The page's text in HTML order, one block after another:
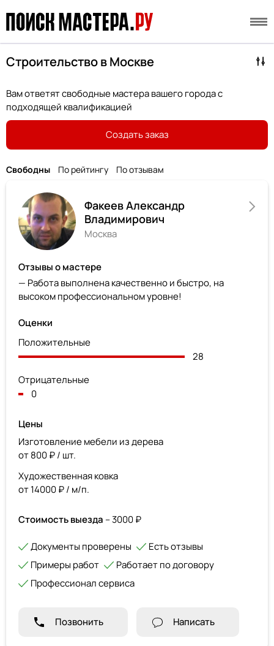
Строительство в Москве
Вам ответят свободные мастера вашего города с
подходящей квалификацией
Создать заказ
Свободны По рейтингу По отзывам
Факеев Александр
Владимирович
Москва
Отзывы о мастере
— Работа выполнена качественно и быстро, на
высоком профессиональном уровне!
Оценки
Положительные
28
Отрицательные
0
Цены
Изготовление мебели из дерева
от 800 ₽ / шт.
Художественная ковка
от 14000 ₽ / м/п.
Стоимость выезда – 3000 ₽
Документы проверены
Есть отзывы
Примеры работ
Работает по договору
Профессионал сервиса
Позвонить Написать